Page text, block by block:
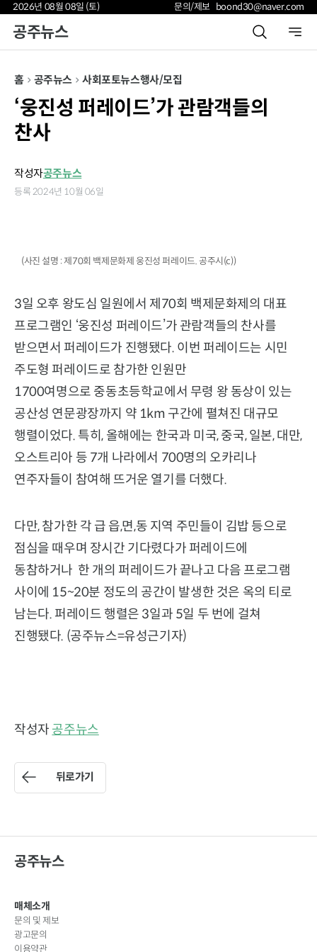
2026년 08월 08일 (토) 문의/제보 boond30@naver.com
공주뉴스
홈 공주뉴스 사회포토뉴스행사/모집
‘웅진성 퍼레이드’가 관람객들의
찬사
작성자공주뉴스
등록 2024년 10월 06일
(사진 설명 : 제70회 백제문화제 웅진성 퍼레이드. 공주시(c))
3일 오후 왕도심 일원에서 제70회 백제문화제의 대표
프로그램인 ‘웅진성 퍼레이드’가 관람객들의 찬사를
받으면서 퍼레이드가 진행됐다. 이번 퍼레이드는 시민
주도형 퍼레이드로 참가한 인원만
1700여명으로 중동초등학교에서 무령 왕 동상이 있는
공산성 연문광장까지 약 1km 구간에 펼쳐진 대규모
행렬이었다. 특히, 올해에는 한국과 미국, 중국, 일본, 대만,
오스트리아 등 7개 나라에서 700명의 오카리나
연주자들이 참여해 뜨거운 열기를 더했다.
다만, 참가한 각 급 읍,면,동 지역 주민들이 김밥 등으로
점심을 때우며 장시간 기다렸다가 퍼레이드에
동참하거나 한 개의 퍼레이드가 끝나고 다음 프로그램
사이에 15~20분 정도의 공간이 발생한 것은 옥의 티로
남는다. 퍼레이드 행렬은 3일과 5일 두 번에 걸쳐
진행됐다. (공주뉴스=유성근기자)
작성자 공주뉴스
뒤로가기
공주뉴스
매체소개
문의 및 제보
광고문의
이용약관